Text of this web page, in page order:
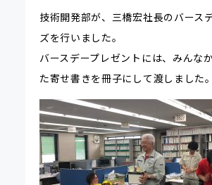
技術開発部が、三橋宏社長のバース
ズを行いました。
バースデープレゼントには、みんな
た寄せ書きを冊子にして渡しました。